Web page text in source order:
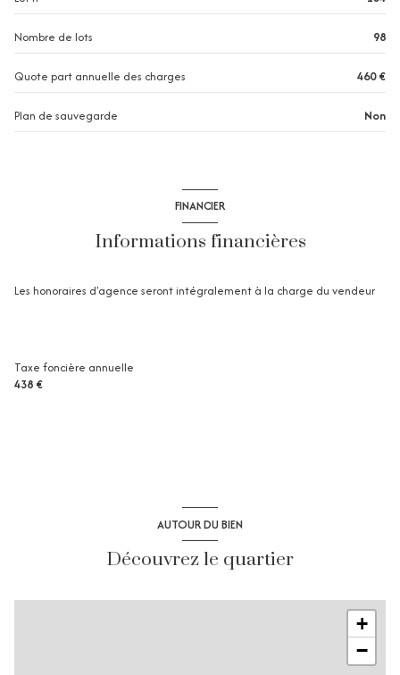
1 étage(s)
terrasse
Nombre de lots 98
Quote part annuelle des charges 460 €
Plan de sauvegarde Non
FINANCIER
Informations financières
Les honoraires d'agence seront intégralement à la charge du vendeur
Taxe foncière annuelle
438 €
AUTOUR DU BIEN
Découvrez le quartier
+
−